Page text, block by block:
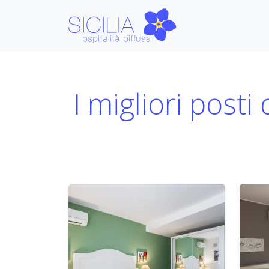
I migliori posti